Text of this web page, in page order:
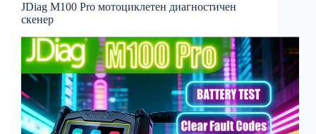
JDiag M100 Pro мотоциклетен диагностичен
скенер